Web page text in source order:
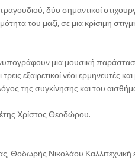
δύο σημαντικοί
του μαζί, σε μια κρίσιμη
μια μουσική
εξαιρετικοί νέοι ερμηνευτές
της συγκίνησης και του
Χρίστος Θεοδώρου.
Νικολάου Καλλιτεχνική